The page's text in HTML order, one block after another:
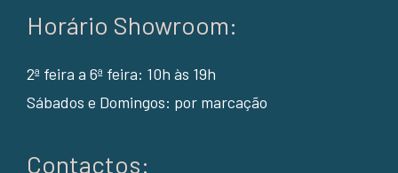
Horário Showroom:
2ª feira a 6ª feira: 10h às 19h
Sábados e Domingos: por marcação
Contactos: